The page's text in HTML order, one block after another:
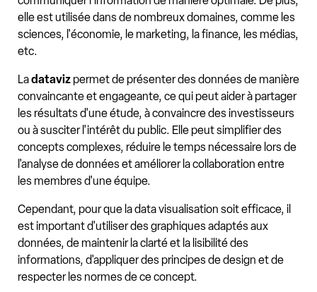
elle est utilisée dans de nombreux domaines, comme les
sciences, l'économie, le marketing, la finance, les médias,
etc.
Ladataviz permet de présenter des données de manière
convaincante et engageante, ce qui peut aider à partager
les résultats d'une étude, à convaincre des investisseurs
ou à susciter l'intérêt du public. Elle peut simplifier des
concepts complexes, réduire le temps nécessaire lors de
l'analyse de données et améliorer la collaboration entre
les membres d'une équipe.
Cependant, pour que la data visualisation soit efficace, il
est important d'utiliser des graphiques adaptés aux
données, de maintenir la clarté et la lisibilité des
informations, d'appliquer des principes de design et de
respecter les normes de ce concept.